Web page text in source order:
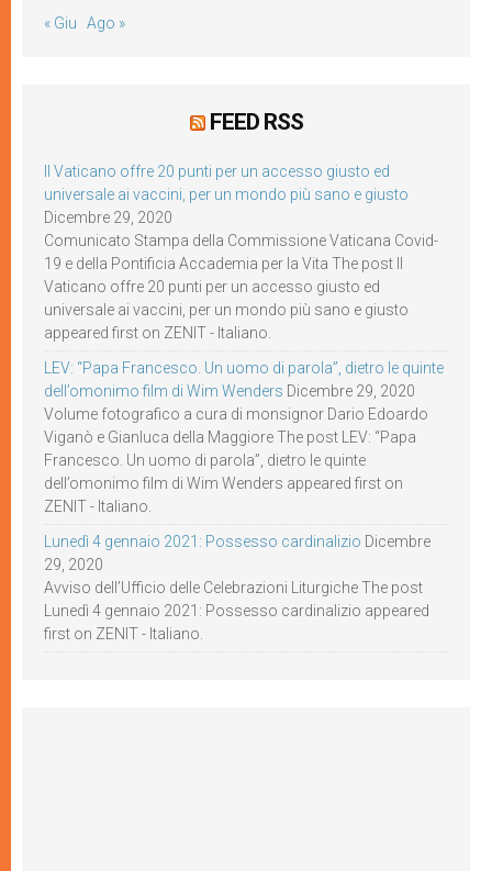
« Giu Ago »
FEED RSS
Il Vaticano offre 20 punti per un accesso giusto ed
universale ai vaccini, per un mondo più sano e giusto
Dicembre 29, 2020
Comunicato Stampa della Commissione Vaticana Covid-
19 e della Pontificia Accademia per la Vita The post Il
Vaticano offre 20 punti per un accesso giusto ed
universale ai vaccini, per un mondo più sano e giusto
appeared first on ZENIT - Italiano.
LEV: “Papa Francesco. Un uomo di parola”, dietro le quinte
dell’omonimo film di Wim Wenders Dicembre 29, 2020
Volume fotografico a cura di monsignor Dario Edoardo
Viganò e Gianluca della Maggiore The post LEV: “Papa
Francesco. Un uomo di parola”, dietro le quinte
dell’omonimo film di Wim Wenders appeared first on
ZENIT - Italiano.
Lunedì 4 gennaio 2021: Possesso cardinalizio Dicembre
29, 2020
Avviso dell’Ufficio delle Celebrazioni Liturgiche The post
Lunedì 4 gennaio 2021: Possesso cardinalizio appeared
first on ZENIT - Italiano.